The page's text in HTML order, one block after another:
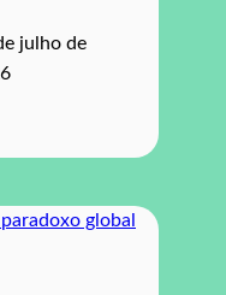
julho de